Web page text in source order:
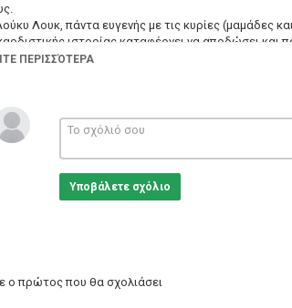
Λουκ, πάντα ευγενής με τις κυρίες (μαμάδες
ιστορίας καταφέρνει να αποδώσει και
βοήθεια του Ραν-Ταν-Πλάν, του πιο
ΠΕΡΙΣΣΌΤΕΡΑ
Υποβάλετε σχόλιο
ο πρώτος που θα σχολιάσει